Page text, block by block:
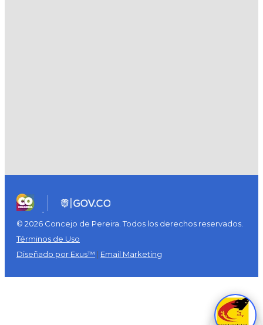
© 2026 Concejo de Pereira. Todos los derechos reservados.
Términos de Uso
Diseñado por Exus™ | Email Marketing